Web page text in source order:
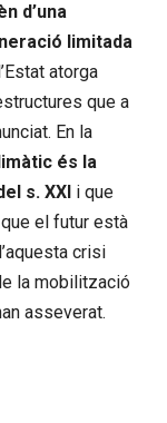
d’una
limitada
atorga
que a
En la
és la
s. XXI i que
el futur està
crisi
la mobilització
asseverat.